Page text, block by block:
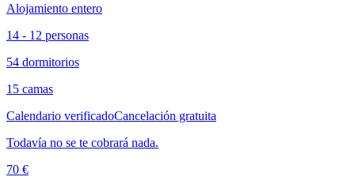
Alojamiento entero
14 - 12 personas
54 dormitorios
15 camas
Calendario verificadoCancelación gratuita
Todavía no se te cobrará nada.
70 €